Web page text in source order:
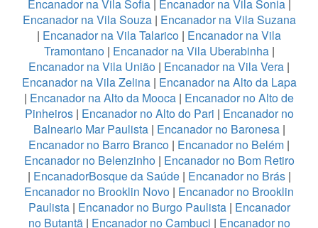
Encanador na Vila Sofia| Encanador na Vila Sonia|
Encanador na Vila Souza| Encanador na Vila Suzana
| Encanador na Vila Talarico | Encanador na Vila
Tramontano| Encanador na Vila Uberabinha|
Encanador na Vila União | Encanador na Vila Vera |
Encanador na Vila Zelina| Encanador na Alto da Lapa
| Encanador na Alto da Mooca | Encanador no Alto de
Pinheiros| Encanador no Alto do Pari | Encanador no
Balneario Mar Paulista| Encanador no Baronesa|
Encanador no Barro Branco | Encanador no Belém |
Encanador no Belenzinho| Encanador no Bom Retiro
| EncanadorBosque da Saúde| Encanador no Brás|
Encanador no Brooklin Novo | Encanador no Brooklin
Paulista| Encanador no Burgo Paulista| Encanador
no Butantã| Encanador no Cambuci | Encanador no